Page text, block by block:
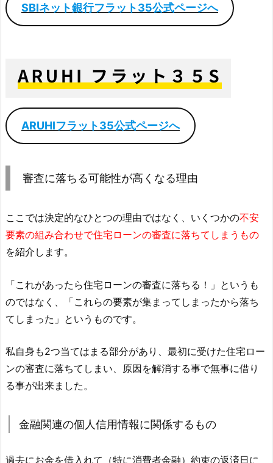
SBIネット銀行フラット35公式ページへ
ARUHIフラット35公式ページへ
審査に落ちる可能性が高くなる理由
ここでは決定的なひとつの理由ではなく、いくつかの不安
要素の組み合わせで住宅ローンの審査に落ちてしまうもの
を紹介します。
「これがあったら住宅ローンの審査に落ちる！」というも
のではなく、「これらの要素が集まってしまったから落ち
てしまった」というものです。
私自身も2つ当てはまる部分があり、最初に受けた住宅ロー
ンの審査に落ちてしまい、原因を解消する事で無事に借り
る事が出来ました。
金融関連の個人信用情報に関係するもの
過去にお金を借入れて（特に消費者金融）約束の返済日に